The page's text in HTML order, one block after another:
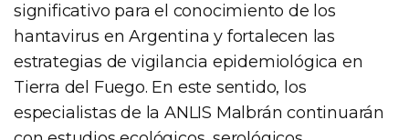
significativo para el conocimiento de los
hantavirus en Argentina y fortalecen las
estrategias de vigilancia epidemiológica en
Tierra del Fuego. En este sentido, los
especialistas de la ANLIS Malbrán continuarán